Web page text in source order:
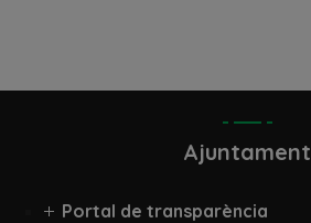
Ajuntament
Portal de transparència